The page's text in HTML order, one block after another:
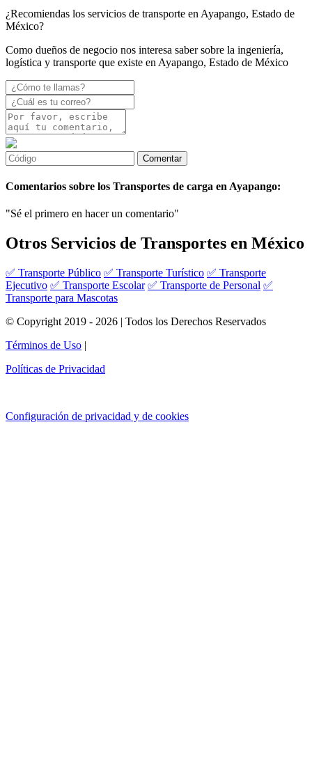
¿Recomiendas los servicios de transporte en Ayapango, Estado de
México?
Como dueños de negocio nos interesa saber sobre la ingeniería,
logística y transporte que existe en Ayapango, Estado de México
Comentarios sobre los Transportes de carga en Ayapango:
"Sé el primero en hacer un comentario"
Otros Servicios de Transportes en México
✅ Transporte Público ✅ Transporte Turístico ✅ Transporte
Ejecutivo ✅ Transporte Escolar ✅ Transporte de Personal ✅
Transporte para Mascotas
© Copyright 2019 - 2026 | Todos los Derechos Reservados
Términos de Uso |
Políticas de Privacidad
Configuración de privacidad y de cookies